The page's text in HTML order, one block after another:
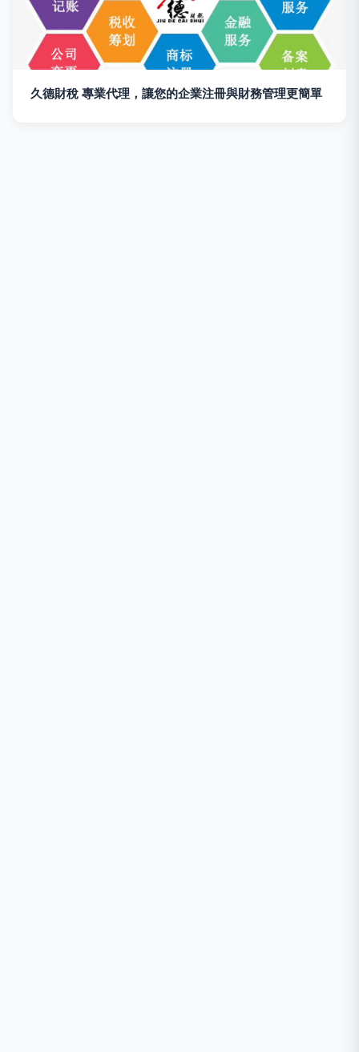
久德財稅 專業代理，讓您的企業注冊與財務管理更簡單